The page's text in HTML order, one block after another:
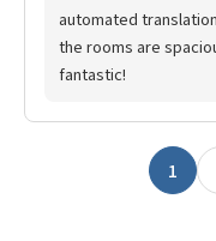
automated
the rooms are
fantastic!
1